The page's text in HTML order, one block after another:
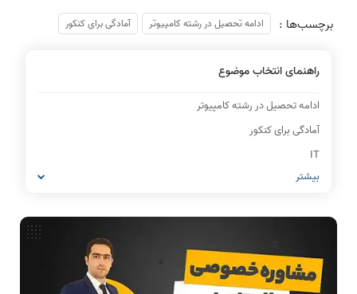
برچسب‌ها :
ادامه تحصیل در رشته کامپیوتر آمادگی برای کنکور
راهنمای انتخاب موضوع
ادامه تحصیل در رشته کامپیوتر
آمادگی برای کنکور
IT
شبکه های کامپیوتری
ریاضیات گسسته
مدار منطقی
بیشتر